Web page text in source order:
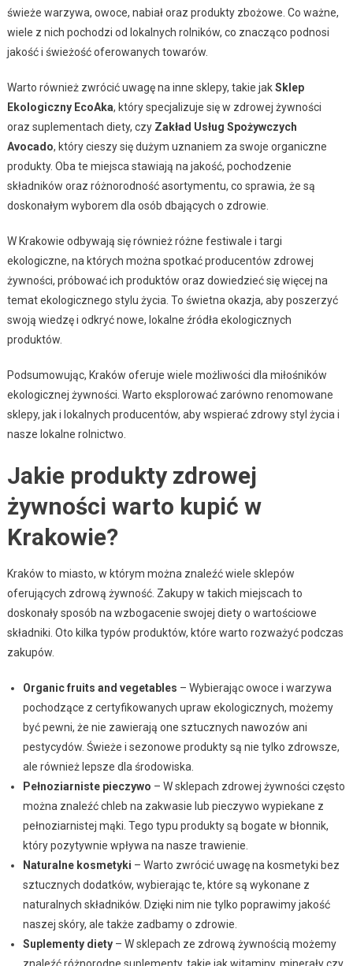
świeże warzywa, owoce, nabiał oraz produkty zbożowe. Co ważne,
wiele z nich pochodzi od lokalnych rolników, co znacząco podnosi
jakość i świeżość oferowanych towarów.
Warto również zwrócić uwagę na inne sklepy, takie jakSklep
Ekologiczny EcoAka, który specjalizuje się w zdrowej żywności
oraz suplementach diety, czy Zakład Usług Spożywczych
Avocado, który cieszy się dużym uznaniem za swoje organiczne
produkty. Oba te miejsca stawiają na jakość, pochodzenie
składników oraz różnorodność asortymentu, co sprawia, że są
doskonałym wyborem dla osób dbających o zdrowie.
W Krakowie odbywają się również różne festiwale i targi
ekologiczne, na których można spotkać producentów zdrowej
żywności, próbować ich produktów oraz dowiedzieć się więcej na
temat ekologicznego stylu życia. To świetna okazja, aby poszerzyć
swoją wiedzę i odkryć nowe, lokalne źródła ekologicznych
produktów.
Podsumowując, Kraków oferuje wiele możliwości dla miłośników
ekologicznej żywności. Warto eksplorować zarówno renomowane
sklepy, jak i lokalnych producentów, aby wspierać zdrowy styl życia i
nasze lokalne rolnictwo.
Jakie produkty zdrowej
żywności warto kupić w
Krakowie?
Kraków to miasto, w którym można znaleźć wiele sklepów
oferujących zdrową żywność. Zakupy w takich miejscach to
doskonały sposób na wzbogacenie swojej diety o wartościowe
składniki. Oto kilka typów produktów, które warto rozważyć podczas
zakupów.
Organic fruits and vegetables – Wybierając owoce i warzywa
pochodzące z certyfikowanych upraw ekologicznych, możemy
być pewni, że nie zawierają one sztucznych nawozów ani
pestycydów. Świeże i sezonowe produkty są nie tylko zdrowsze,
ale również lepsze dla środowiska.
Pełnoziarniste pieczywo – W sklepach zdrowej żywności często
można znaleźć chleb na zakwasie lub pieczywo wypiekane z
pełnoziarnistej mąki. Tego typu produkty są bogate w błonnik,
który pozytywnie wpływa na nasze trawienie.
Naturalne kosmetyki – Warto zwrócić uwagę na kosmetyki bez
sztucznych dodatków, wybierając te, które są wykonane z
naturalnych składników. Dzięki nim nie tylko poprawimy jakość
naszej skóry, ale także zadbamy o zdrowie.
Suplementy diety– W sklepach ze zdrową żywnością możemy